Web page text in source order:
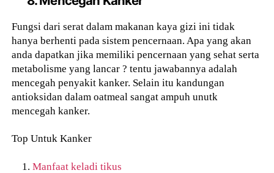
Fungsi dari serat dalam makanan kaya gizi ini tidak
hanya berhenti pada sistem pencernaan. Apa yang akan
anda dapatkan jika memiliki pencernaan yang sehat serta
metabolisme yang lancar ? tentu jawabannya adalah
mencegah penyakit kanker. Selain itu kandungan
antioksidan dalam oatmeal sangat ampuh unutk
mencegah kanker.
Top Untuk Kanker
Manfaat keladi tikus